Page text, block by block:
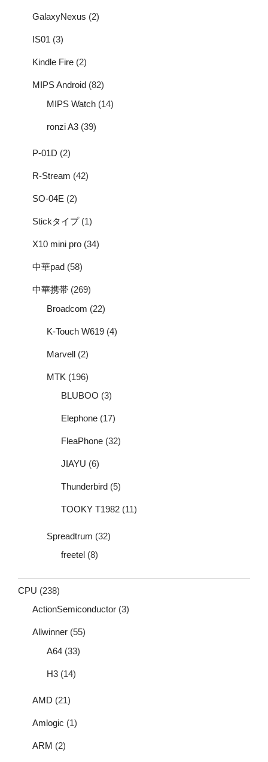
GalaxyNexus (2)
IS01 (3)
Kindle Fire (2)
MIPS Android (82)
MIPS Watch (14)
ronzi A3 (39)
P-01D (2)
R-Stream (42)
SO-04E (2)
Stickタイプ(1)
X10 mini pro (34)
中華pad (58)
中華携帯 (269)
Broadcom (22)
K-Touch W619 (4)
Marvell (2)
MTK (196)
BLUBOO (3)
Elephone (17)
FleaPhone (32)
JIAYU (6)
Thunderbird (5)
TOOKY T1982 (11)
Spreadtrum (32)
freetel (8)
CPU (238)
ActionSemiconductor (3)
Allwinner (55)
A64 (33)
H3 (14)
AMD (21)
Amlogic (1)
ARM (2)